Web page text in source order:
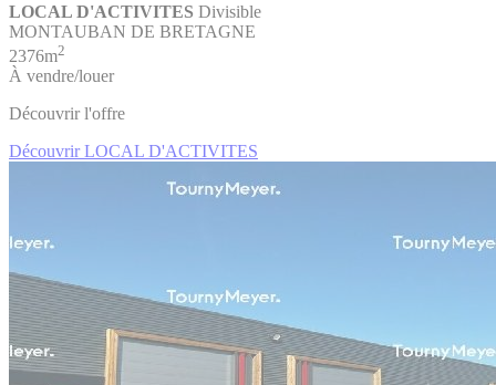
LOCAL D'ACTIVITES Divisible
MONTAUBAN DE BRETAGNE
2376m2
À vendre/louer
Découvrir l'offre
Découvrir LOCAL D'ACTIVITES